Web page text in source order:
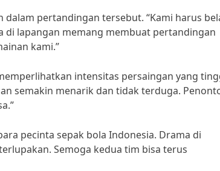
pertandingan tersebut. “Kami harus
di lapangan memang membuat pertandingan
kami.”
intensitas persaingan yang
semakin menarik dan tidak terduga.
pecinta sepak bola Indonesia. Drama di
Semoga kedua tim bisa terus